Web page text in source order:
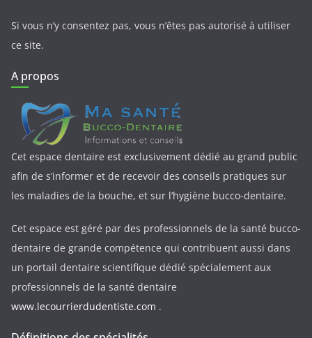
Si vous n’y consentez pas, vous n’êtes pas autorisé à utiliser
ce site.
A propos
Cet espace dentaire est exclusivement dédié au grand public
afin de s’informer et de recevoir des conseils pratiques sur
les maladies de la bouche, et sur l’hygiène bucco-dentaire.
Cet espace est géré par des professionnels de la santé bucco-
dentaire de grande compétence qui contribuent aussi dans
un portail dentaire scientifique dédié spécialement aux
professionnels de la santé dentaire
www.lecourrierdudentiste.com .